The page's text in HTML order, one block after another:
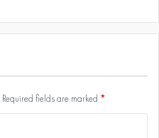
Required fields are marked *